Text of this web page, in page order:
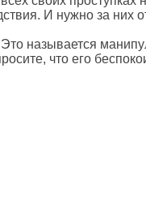
И нужно за них
называется
что его